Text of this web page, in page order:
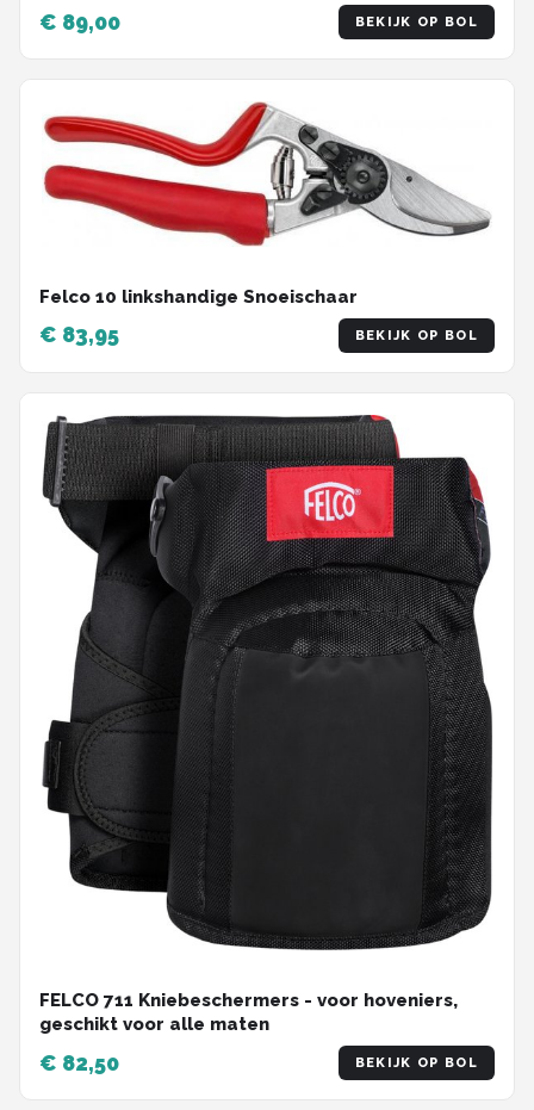
€ 89,00 BEKIJK OP BOL
Felco 10 linkshandige Snoeischaar
€ 83,95 BEKIJK OP BOL
FELCO 711 Kniebeschermers - voor hoveniers,
geschikt voor alle maten
€ 82,50 BEKIJK OP BOL